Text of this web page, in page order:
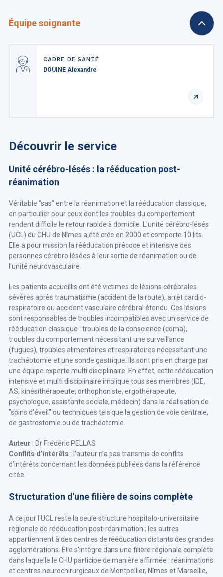
Équipe soignante
CADRE DE SANTÉ
DOUINE Alexandre
Découvrir le service
Unité cérébro-lésés : la rééducation post-
réanimation
Véritable "sas" entre la réanimation et la rééducation classique,
en particulier pour ceux dont les troubles du comportement
rendent difficile le retour rapide à domicile. L'unité cérébro-lésés
(UCL) du CHU de Nîmes a été crée en 2000 et comporte 10 lits.
Elle a pour mission la rééducation précoce et intensive des
personnes cérébro lésées à leur sortie de réanimation ou de
l'unité neurovasculaire.
Les patients accueillis ont été victimes de lésions cérébrales
sévères après traumatisme (accident de la route), arrêt cardio-
respiratoire ou accident vasculaire cérébral étendu. Ces lésions
sont responsables de troubles incompatibles avec un service de
rééducation classique : troubles de la conscience (coma),
troubles du comportement nécessitant une surveillance
(fugues), troubles alimentaires et respiratoires nécessitant une
trachéotomie et une sonde gastrique. Ils sont pris en charge par
une équipe experte multi disciplinaire. En effet, cette rééducation
intensive et multi disciplinaire implique tous ses membres (IDE,
AS, kinésithérapeute, orthophoniste, ergothérapeute,
psychologue, assistante sociale, médecin) dans la réalisation de
"soins d'éveil" ou techniques tels que la gestion de voie centrale,
de gastrostomie ou de trachéotomie.
Auteur : Dr Frédéric PELLAS
Conflits d’intérêts : l'auteur n’a pas transmis de conflits
d’intérêts concernant les données publiées dans la référence
citée.
Structuration d'une filière de soins complète
A ce jour l'UCL reste la seule structure hospitalo-universitaire
régionale de rééducation post-réanimation ; les autres
appartiennent à des centres de rééducation distants des grandes
agglomérations. Elle s'intègre dans une filière régionale complète
dans laquelle le CHU participe de manière affirmée : réanimations
et centres neurochirurgicaux de Montpellier, Nîmes et Marseille,